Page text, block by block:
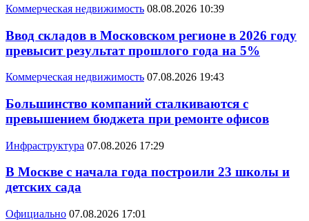
Коммерческая недвижимость 08.08.2026 10:39
Ввод складов в Московском регионе в 2026 году
превысит результат прошлого года на 5%
Коммерческая недвижимость 07.08.2026 19:43
Большинство компаний сталкиваются с
превышением бюджета при ремонте офисов
Инфраструктура 07.08.2026 17:29
В Москве с начала года построили 23 школы и
детских сада
Официально 07.08.2026 17:01